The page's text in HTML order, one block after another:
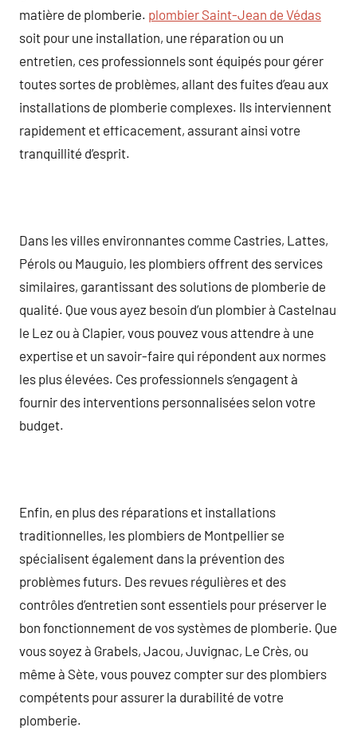
matière de plomberie. plombier Saint-Jean de Védas
soit pour une installation, une réparation ou un
entretien, ces professionnels sont équipés pour gérer
toutes sortes de problèmes, allant des fuites d’eau aux
installations de plomberie complexes. Ils interviennent
rapidement et efficacement, assurant ainsi votre
tranquillité d’esprit.
Dans les villes environnantes comme Castries, Lattes,
Pérols ou Mauguio, les plombiers offrent des services
similaires, garantissant des solutions de plomberie de
qualité. Que vous ayez besoin d’un plombier à Castelnau
le Lez ou à Clapier, vous pouvez vous attendre à une
expertise et un savoir-faire qui répondent aux normes
les plus élevées. Ces professionnels s’engagent à
fournir des interventions personnalisées selon votre
budget.
Enfin, en plus des réparations et installations
traditionnelles, les plombiers de Montpellier se
spécialisent également dans la prévention des
problèmes futurs. Des revues régulières et des
contrôles d’entretien sont essentiels pour préserver le
bon fonctionnement de vos systèmes de plomberie. Que
vous soyez à Grabels, Jacou, Juvignac, Le Crès, ou
même à Sète, vous pouvez compter sur des plombiers
compétents pour assurer la durabilité de votre
plomberie.